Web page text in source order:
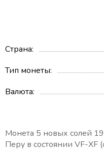
Страна
Тип монеты
Валюта
Монета 5 новых солей
Перу в состоянии VF-XF